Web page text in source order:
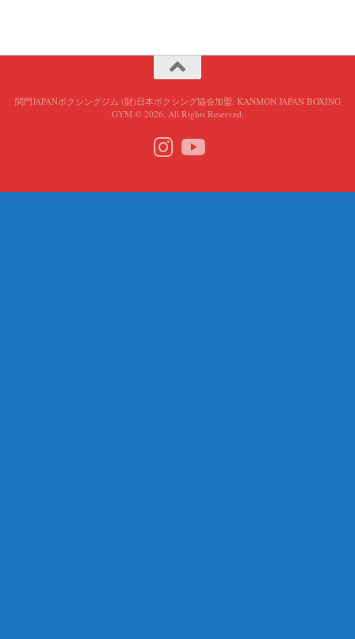
関門JAPANボクシングジム (財)日本ボクシング協会加盟. KANMON JAPAN BOXING
GYM © 2026. All Rights Reserved.